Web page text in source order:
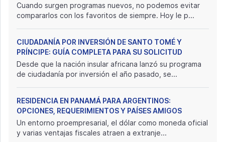
Cuando surgen programas nuevos, no podemos evitar
compararlos con los favoritos de siempre. Hoy le p...
CIUDADANÍA POR INVERSIÓN DE SANTO TOMÉ Y
PRÍNCIPE: GUÍA COMPLETA PARA SU SOLICITUD
Desde que la nación insular africana lanzó su programa
de ciudadanía por inversión el año pasado, se...
RESIDENCIA EN PANAMÁ PARA ARGENTINOS:
OPCIONES, REQUERIMIENTOS Y PAÍSES AMIGOS
Un entorno proempresarial, el dólar como moneda oficial
y varias ventajas fiscales atraen a extranje...